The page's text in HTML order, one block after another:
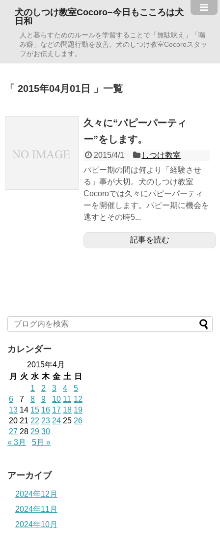
犬のしつけ教室Cocoro−今日もこころは犬
日和
人と暮らすためのルールを学習することで「無駄吠え」「噛
み癖」などの問題行動を改善。犬のしつけ教室Cocoroスタッ
フがお伝えします。
2015年04月01日 一覧
久々に“パピーパーティ
ー”をします。
2015/4/1
しつけ教室
パピー期の間は何より「経験させ
る」事が大切。犬のしつけ教室
Cocoroでは久々にパピーパーティ
ーを開催します。パピー期に機会を
逃すとその時5...
記事を読む
カレンダー
2015年4月
月
火 水 木 金 土
日
1
2 3 4
5
6
7 8 9 10 11 12
13 14 15 16 17 18 19
20 21 22 23 24 25 26
27 28 29 30
« 3月
5月 »
アーカイブ
2024年12月
2024年11月
2024年10月